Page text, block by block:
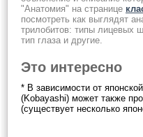
"Анатомия" на странице
посмотреть как выглядят
трилобитов: типы лицевых
тип глаза и другие.
Это интересно
* В зависимости от
(Kobayashi) может также
(существует несколько